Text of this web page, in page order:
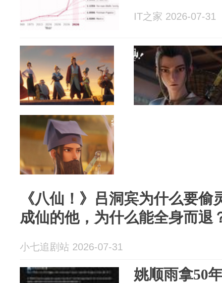
IT之家 2026-07-31
《八仙！》吕洞宾为什么要
成仙的他，为什么能全身而退
小七追剧站 2026-07-31
姚顺雨拿50